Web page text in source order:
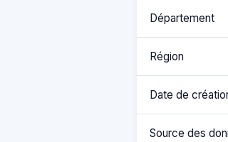
Département
Région
Date de
Source des